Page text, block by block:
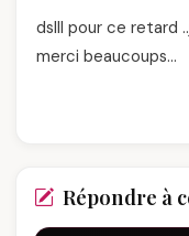
dslll pour ce retard
merci beaucoups…
Répondre à